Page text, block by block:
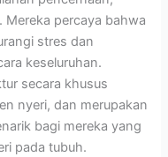
Mereka percaya bahwa
stres dan
keseluruhan.
secara khusus
nyeri, dan merupakan
bagi mereka yang
pada tubuh.